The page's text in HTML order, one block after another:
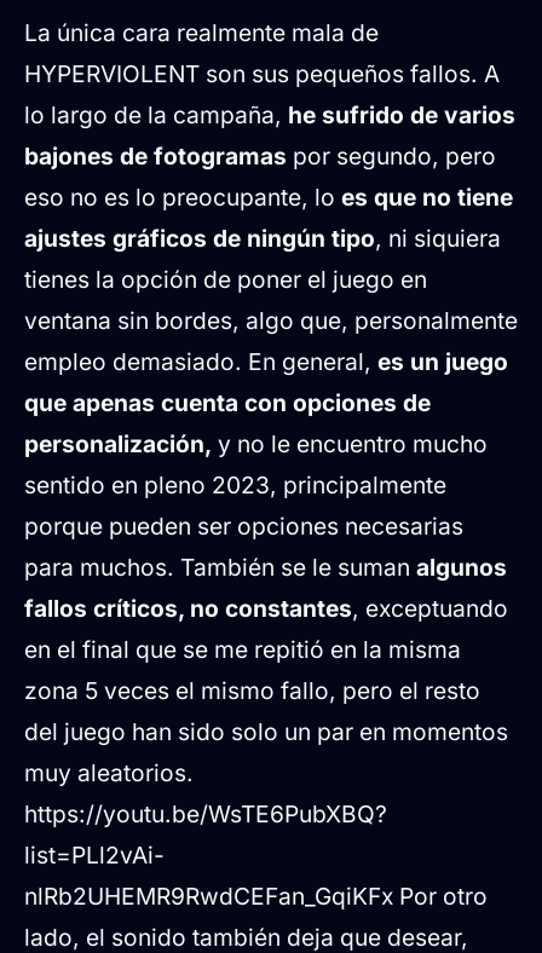
La única cara realmente mala de
HYPERVIOLENT son sus pequeños fallos. A
lo largo de la campaña, he sufrido de varios
bajones de fotogramas por segundo, pero
eso no es lo preocupante, lo es que no tiene
ajustes gráficos de ningún tipo, ni siquiera
tienes la opción de poner el juego en
ventana sin bordes, algo que, personalmente
empleo demasiado. En general, es un juego
que apenas cuenta con opciones de
personalización, y no le encuentro mucho
sentido en pleno 2023, principalmente
porque pueden ser opciones necesarias
para muchos. También se le suman algunos
fallos críticos, no constantes, exceptuando
en el final que se me repitió en la misma
zona 5 veces el mismo fallo, pero el resto
del juego han sido solo un par en momentos
muy aleatorios.
https://youtu.be/WsTE6PubXBQ?
list=PLl2vAi-
nlRb2UHEMR9RwdCEFan_GqiKFx Por otro
lado, el sonido también deja que desear,